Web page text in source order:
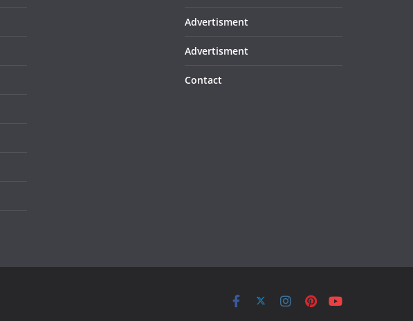
Advertisment
Advertisment
Contact